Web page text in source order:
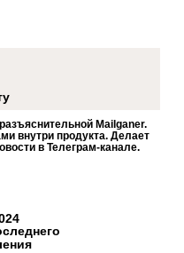
Mailganer.
внутри продукта. Делает
в Телеграм-канале.